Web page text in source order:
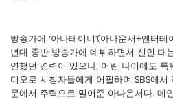
방송가에 ‘아나테이너'(아나운서+엔터
년대 중반 방송가에 데뷔하면서 신인 때
연했던 경력이 있으나, 어린 나이에도
디오로 시청자들에게 어필하며 SBS에
문에서 주력으로 밀어준 아나운서다. 메